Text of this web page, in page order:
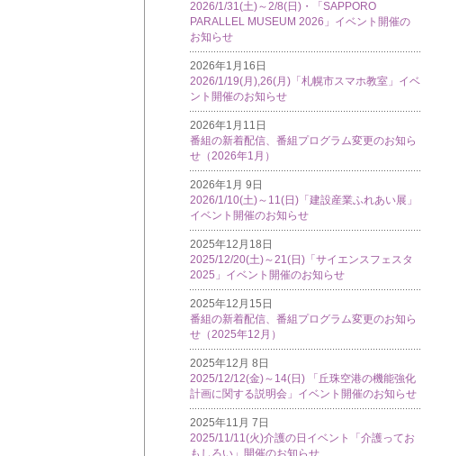
2026/1/31(土)～2/8(日)・「SAPPORO
PARALLEL MUSEUM 2026」イベント開催の
お知らせ
2026年1月16日
2026/1/19(月),26(月)「札幌市スマホ教室」イベ
ント開催のお知らせ
2026年1月11日
番組の新着配信、番組プログラム変更のお知ら
せ（2026年1月）
2026年1月 9日
2026/1/10(土)～11(日)「建設産業ふれあい展」
イベント開催のお知らせ
2025年12月18日
2025/12/20(土)～21(日)「サイエンスフェスタ
2025」イベント開催のお知らせ
2025年12月15日
番組の新着配信、番組プログラム変更のお知ら
せ（2025年12月）
2025年12月 8日
2025/12/12(金)～14(日) 「丘珠空港の機能強化
計画に関する説明会」イベント開催のお知らせ
2025年11月 7日
2025/11/11(火)介護の日イベント「介護ってお
もしろい」開催のお知らせ